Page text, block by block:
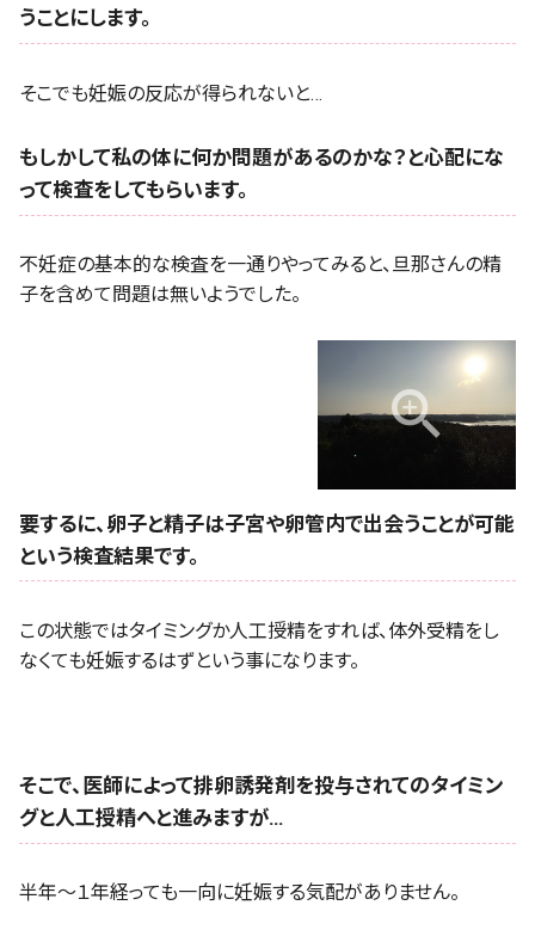
うことにします。
そこでも妊娠の反応が得られないと…
もしかして私の体に何か問題があるのかな？と心配にな
って検査をしてもらいます。
不妊症の基本的な検査を一通りやってみると、旦那さんの精
子を含めて問題は無いようでした。
要するに、卵子と精子は子宮や卵管内で出会うことが可能
という検査結果です。
この状態ではタイミングか人工授精をすれば、体外受精をし
なくても妊娠するはずという事になります。
そこで、医師によって排卵誘発剤を投与されてのタイミン
グと人工授精へと進みますが…
半年〜１年経っても一向に妊娠する気配がありません。